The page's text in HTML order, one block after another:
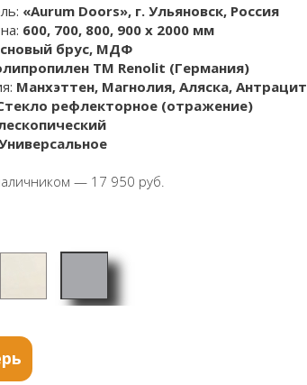
«Aurum Doors», г. Ульяновск, Россия
600, 700, 800, 900 x 2000 мм
брус, МДФ
TM Renolit (Германия)
Манхэттен, Магнолия, Аляска, Антрацит
рефлекторное (отражение)
— 17 950 руб.
лия
Сатин